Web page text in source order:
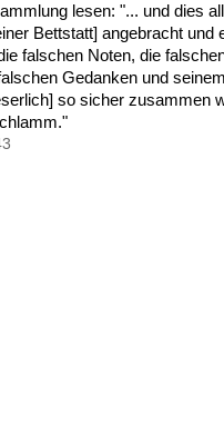
lesen: "... und dies
Bettstatt] angebracht und
falschen Noten, die
Gedanken und
so sicher zusammen